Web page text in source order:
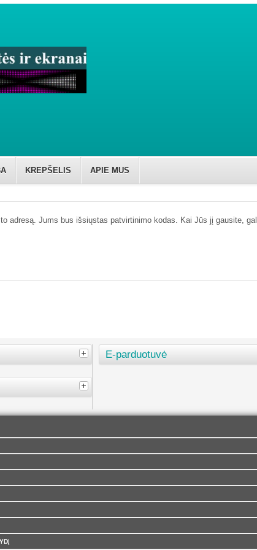
KREPŠELIS APIE MUS
adresą. Jums bus išsiųstas patvirtinimo kodas. Kai Jūs jį gausite,
E-parduotuvė